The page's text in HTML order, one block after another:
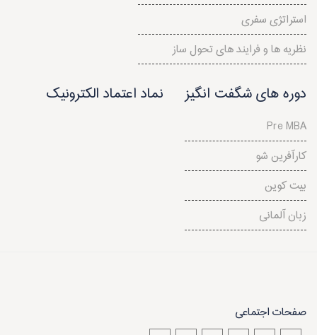
استراتژی سفری
نظريه ها و فرايند های تحول ساز
دوره های شگفت انگیز
Pre MBA
کارآفرین شو
بیت کوین
زبان آلمانی
نماد اعتماد الکترونیک
صفحات اجتماعی